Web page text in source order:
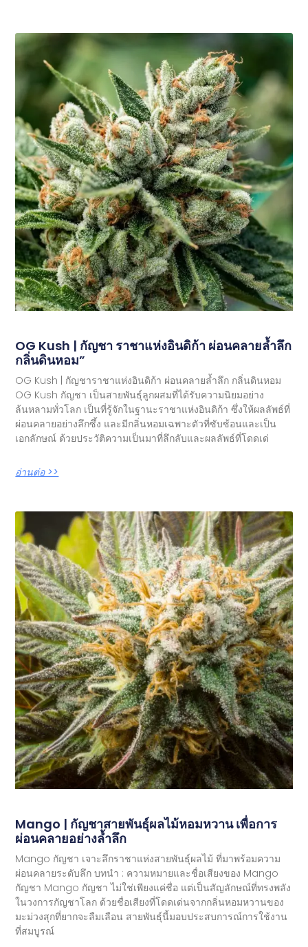
OG Kush | กัญชา ราชาแห่งอินดิก้า ผ่อนคลายล้ำลึก
กลิ่นดินหอม”
OG Kush | กัญชาราชาแห่งอินดิก้า ผ่อนคลายล้ำลึก กลิ่นดินหอม
OG Kush กัญชา เป็นสายพันธุ์ลูกผสมที่ได้รับความนิยมอย่าง
ล้นหลามทั่วโลก เป็นที่รู้จักในฐานะราชาแห่งอินดิก้า ซึ่งให้ผลลัพธ์ที่
ผ่อนคลายอย่างลึกซึ้ง และมีกลิ่นหอมเฉพาะตัวที่ซับซ้อนและเป็น
เอกลักษณ์ ด้วยประวัติความเป็นมาที่ลึกลับและผลลัพธ์ที่โดดเด่
อ่านต่อ >>
Mango | กัญชาสายพันธุ์ผลไม้หอมหวาน เพื่อการ
ผ่อนคลายอย่างล้ำลึก
Mango กัญชา เจาะลึกราชาแห่งสายพันธุ์ผลไม้ ที่มาพร้อมความ
ผ่อนคลายระดับลึก บทนำ : ความหมายและชื่อเสียงของ Mango
กัญชา Mango กัญชา ไม่ใช่เพียงแค่ชื่อ แต่เป็นสัญลักษณ์ที่ทรงพลัง
ในวงการกัญชาโลก ด้วยชื่อเสียงที่โดดเด่นจากกลิ่นหอมหวานของ
มะม่วงสุกที่ยากจะลืมเลือน สายพันธุ์นี้มอบประสบการณ์การใช้งาน
ที่สมบูรณ์